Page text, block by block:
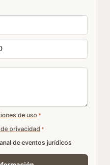
de uso *
privacidad *
de eventos jurídicos